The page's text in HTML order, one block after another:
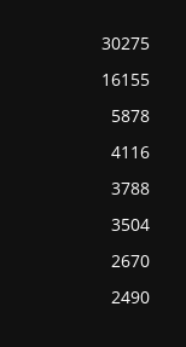
30275
16155
5878
4116
3788
3504
2670
2490